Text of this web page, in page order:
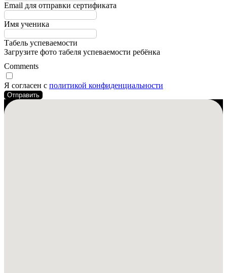
Email для отправки сертификата
Имя ученика
Табель успеваемости
Загрузите фото табеля успеваемости ребёнка
Comments
Я согласен с политикой конфиденциальности
Отправить